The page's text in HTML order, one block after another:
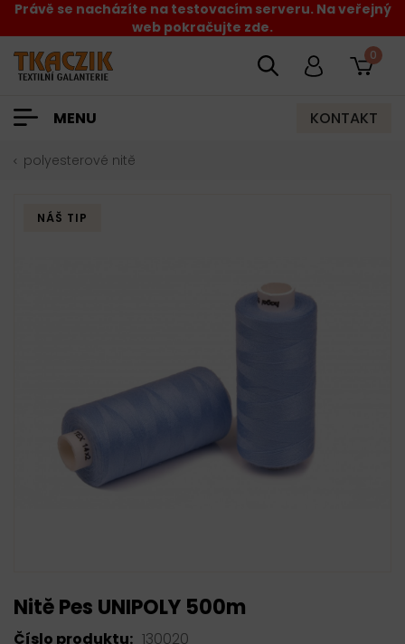
Právě se nacházíte na testovacím serveru. Na veřejný
web pokračujte zde.
0
MENU KONTAKT
polyesterové nitě
NÁŠ TIP
Nitě Pes UNIPOLY 500m
Číslo produktu: 130020